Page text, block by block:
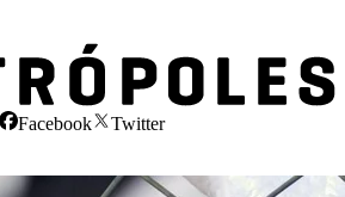
Facebook
Twitter